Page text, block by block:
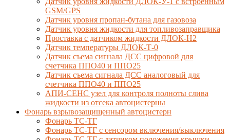
GSM/GPS
Датчик уровня пропан-бутана для газовоза
Датчик уровня жидкости для топливозаправщика
Проставка с датчиком жидкости ДЛОК-Н2
Датчик температуры ДЛОК-Т-0
Датчик съема сигнала ДСС цифровой для
счетчика ППО40 и ППО25
Датчик съема сигнала ДСС аналоговый для
счетчика ППО40 и ППО25
АПИ-СЕНС узел для контроля полноты слива
жидкости из отсека автоцистерны
Фонарь взрывозащищенный автоцистерн
Фонарь ТС-ТГ
Фонарь ТС-ТГ с сенсором включения/выключения